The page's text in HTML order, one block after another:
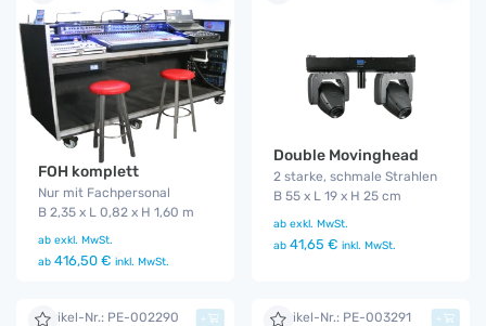
FOH komplett
Nur mit Fachpersonal
B 2,35 x L 0,82 x H 1,60 m
ab exkl. MwSt.
ab 416,50 € inkl. MwSt.
Double Movinghead
2 starke, schmale Strahlen
B 55 x L 19 x H 25 cm
ab exkl. MwSt.
ab 41,65 € inkl. MwSt.
Artikel-Nr.: PE-002290 + Artikel-Nr.: PE-003291 +